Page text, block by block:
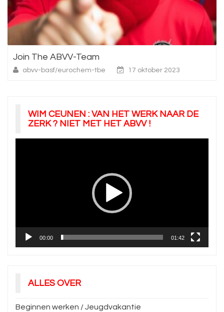
Join The ABVV-Team
abvv-basf/eurochem-tbe 17 oktober 2023
WIM CEUNEN : VAN HET WERK NAAR DE
ZERK ? NIET MET HET ABVV !
00:00 01:42
ALLES OVER
Beginnen werken / Jeugdvakantie